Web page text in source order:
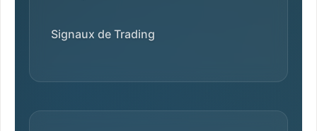
Signaux de Trading